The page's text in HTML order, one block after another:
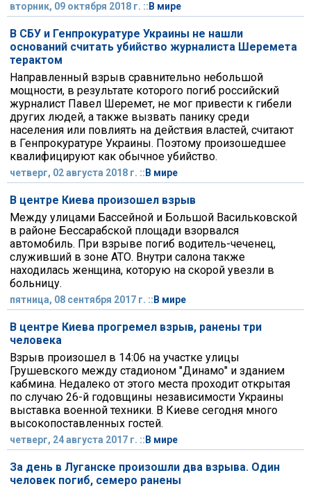
вторник, 09 октября 2018 г. :: В мире
В СБУ и Генпрокуратуре Украины не нашли
оснований считать убийство журналиста Шеремета
терактом
Направленный взрыв сравнительно небольшой
мощности, в результате которого погиб российский
журналист Павел Шеремет, не мог привести к гибели
других людей, а также вызвать панику среди
населения или повлиять на действия властей, считают
в Генпрокуратуре Украины. Поэтому произошедшее
квалифицируют как обычное убийство.
четверг, 02 августа 2018 г. :: В мире
В центре Киева произошел взрыв
Между улицами Бассейной и Большой Васильковской
в районе Бессарабской площади взорвался
автомобиль. При взрыве погиб водитель-чеченец,
служивший в зоне АТО. Внутри салона также
находилась женщина, которую на скорой увезли в
больницу.
пятница, 08 сентября 2017 г. :: В мире
В центре Киева прогремел взрыв, ранены три
человека
Взрыв произошел в 14:06 на участке улицы
Грушевского между стадионом "Динамо" и зданием
кабмина. Недалеко от этого места проходит открытая
по случаю 26-й годовщины независимости Украины
выставка военной техники. В Киеве сегодня много
высокопоставленных гостей.
четверг, 24 августа 2017 г. :: В мире
За день в Луганске произошли два взрыва. Один
человек погиб, семеро ранены